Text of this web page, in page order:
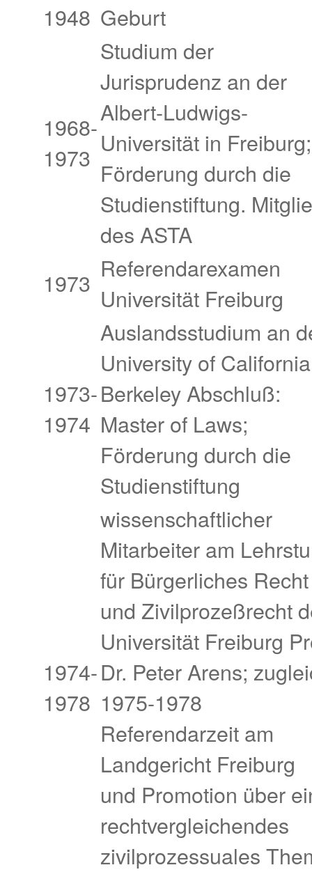
1948 Geburt
1968-
1973
Studium der
Jurisprudenz an der
Albert-Ludwigs-
Universität in Freiburg;
Förderung durch die
Studienstiftung.
des ASTA
1973 Referendarexamen
Universität Freiburg
1973-
1974
Auslandsstudium an
University of
Berkeley Abschluß:
Master of Laws;
Förderung durch die
Studienstiftung
1974-
1978
wissenschaftlicher
Mitarbeiter am
für Bürgerliches Recht
und Zivilprozeßrecht
Universität Freiburg
Dr. Peter Arens;
1975-1978
Referendarzeit am
Landgericht Freiburg
und Promotion über
rechtvergleichendes
zivilprozessuales